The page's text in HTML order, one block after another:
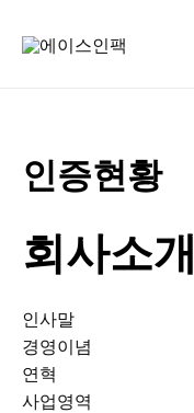
인증현황
회사소개
인사말
경영이념
연혁
사업영역